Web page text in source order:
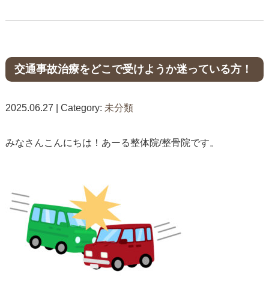
交通事故治療をどこで受けようか迷っている方！
2025.06.27 | Category: 未分類
みなさんこんにちは！あーる整体院/整骨院です。